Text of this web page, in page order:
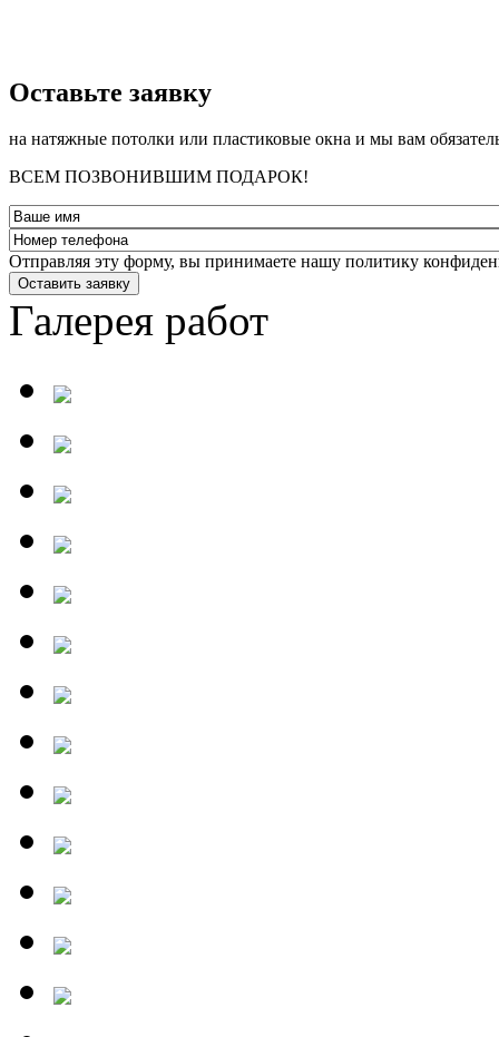
­Оставьте заявку
на натяжные потолки или пластиковые окна и мы вам
ВСЕМ ПОЗВОНИВШИМ ПОДАРОК!
Отправляя эту форму, вы принимаете нашу политику
Оставить заявку
Галерея работ